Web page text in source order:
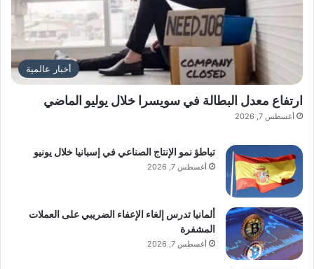
أخبار عالمية
ارتفاع معدل البطالة في سويسرا خلال يوليو الماضي
أغسطس 7, 2026
تباطؤ نمو الإنتاج الصناعي في إسبانيا خلال يونيو
أغسطس 7, 2026
ألمانيا تدرس إلغاء الإعفاء الضريبي على العملات
المشفرة
أغسطس 7, 2026